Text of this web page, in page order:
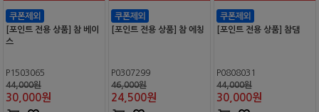
[포인트 전용 상품] 참 베이
스
P1503065
44,000원
30,000원
[포인트 전용 상품] 참 에칭
P0307299
46,000원
24,500원
[포인트 전용 상품] 참댐
P0808031
44,000원
30,000원